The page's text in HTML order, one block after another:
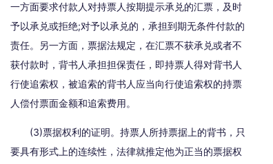
一方面要求付款人对持票人按期提示承兑的汇票，及时
予以承兑或拒绝;对予以承兑的，承担到期无条件付款的
责任。另一方面，票据法规定，在汇票不获承兑或者不
获付款时，背书人承担担保责任，即持票人得对背书人
行使追索权，被追索的背书人应当向行使追索权的持票
人偿付票面金额和追索费用。
(3)票据权利的证明。持票人所持票据上的背书，只
要具有形式上的连续性，法律就推定他为正当的票据权